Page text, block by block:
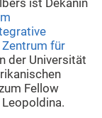
ist Dekanin
Zentrum für
der Universität
Fellow